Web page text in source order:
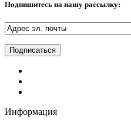
Подпишитесь на нашу рассылку:
Информация